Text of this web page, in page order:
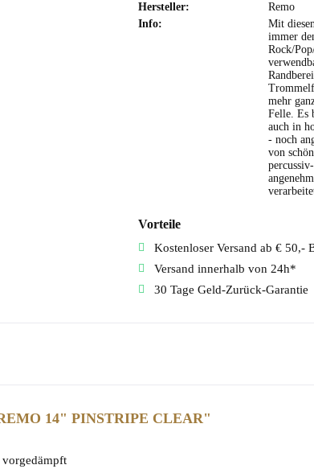
Hersteller:
Remo
Info:
Mit
immer
Rock/
mehr
Felle. Es
auch in
- noch
von
Vorteile
Kostenloser Versand ab € 50,-
Versand innerhalb von 24h*
30 Tage Geld-Zurück-Garantie
14" PINSTRIPE CLEAR"
vorgedämpft